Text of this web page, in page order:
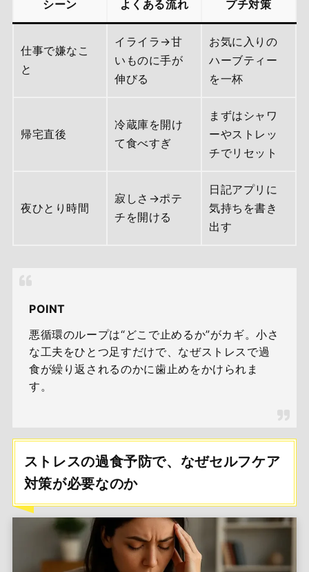
シーン よくある流れ プチ対策
仕事で嫌なこ
と
イライラ→甘
いものに手が
伸びる
お気に入りの
ハーブティー
を一杯
帰宅直後
冷蔵庫を開け
て食べすぎ
まずはシャワ
ーやストレッ
チでリセット
夜ひとり時間
寂しさ→ポテ
チを開ける
日記アプリに
気持ちを書き
出す
POINT
悪循環のループは“どこで止めるか”がカギ。小さ
な工夫をひとつ足すだけで、なぜストレスで過
食が繰り返されるのかに歯止めをかけられま
す。
ストレスの過食予防で、なぜセルフケア
対策が必要なのか